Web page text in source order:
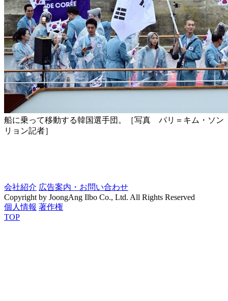
船に乗って移動する韓国選手団。［写真 パリ＝キム・ソン
リョン記者］
会社紹介 広告案内・お問い合わせ
Copyright by JoongAng Ilbo Co., Ltd. All Rights Reserved
個人情報 著作権
TOP